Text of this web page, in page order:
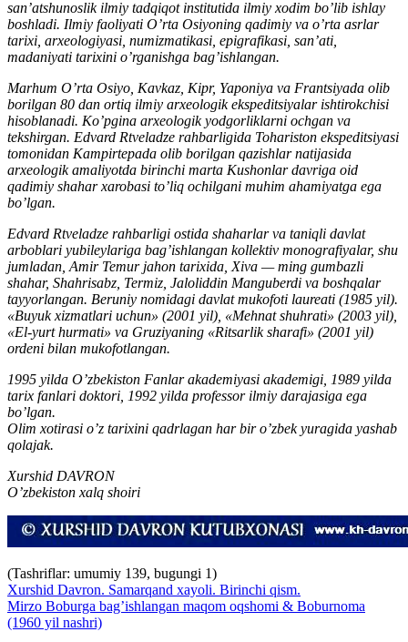
san’atshunoslik ilmiy tadqiqot institutida ilmiy xodim bo’lib ishlay
boshladi. Ilmiy faoliyati O’rta Osiyoning qadimiy va o’rta asrlar
tarixi, arxeologiyasi, numizmatikasi, epigrafikasi, san’ati,
madaniyati tarixini o’rganishga bag’ishlangan.
Marhum O’rta Osiyo, Kavkaz, Kipr, Yaponiya va Frantsiyada olib
borilgan 80 dan ortiq ilmiy arxeologik ekspeditsiyalar ishtirokchisi
hisoblanadi. Ko’pgina arxeologik yodgorliklarni ochgan va
tekshirgan. Edvard Rtveladze rahbarligida Tohariston ekspeditsiyasi
tomonidan Kampirtepada olib borilgan qazishlar natijasida
arxeologik amaliyotda birinchi marta Kushonlar davriga oid
qadimiy shahar xarobasi to’liq ochilgani muhim ahamiyatga ega
bo’lgan.
Edvard Rtveladze rahbarligi ostida shaharlar va taniqli davlat
arboblari yubileylariga bag’ishlangan kollektiv monografiyalar, shu
jumladan, Amir Temur jahon tarixida, Xiva — ming gumbazli
shahar, Shahrisabz, Termiz, Jaloliddin Manguberdi va boshqalar
tayyorlangan. Beruniy nomidagi davlat mukofoti laureati (1985 yil).
«Buyuk xizmatlari uchun» (2001 yil), «Mehnat shuhrati» (2003 yil),
«El-yurt hurmati» va Gruziyaning «Ritsarlik sharafi» (2001 yil)
ordeni bilan mukofotlangan.
1995 yilda O’zbekiston Fanlar akademiyasi akademigi, 1989 yilda
tarix fanlari doktori, 1992 yilda professor ilmiy darajasiga ega
bo’lgan.
Olim xotirasi o’z tarixini qadrlagan har bir o’zbek yuragida yashab
qolajak.
Xurshid DAVRON
O’zbekiston xalq shoiri
(Tashriflar: umumiy 139, bugungi 1)
Xurshid Davron. Samarqand xayoli. Birinchi qism.
Mirzo Boburga bag’ishlangan maqom oqshomi & Boburnoma
(1960 yil nashri)